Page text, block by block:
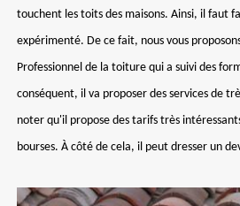
touchent les toits des maisons. Ainsi, il faut
expérimenté. De ce fait, nous vous
Professionnel de la toiture qui a suivi des
conséquent, il va proposer des services de
noter qu'il propose des tarifs très
bourses. À côté de cela, il peut dresser un